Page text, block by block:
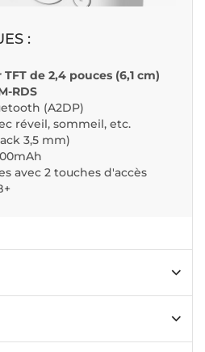
:
de 2,4 pouces (6,1 cm)
RDS
(A2DP)
réveil, sommeil, etc.
3,5 mm)
avec 2 touches d'accès